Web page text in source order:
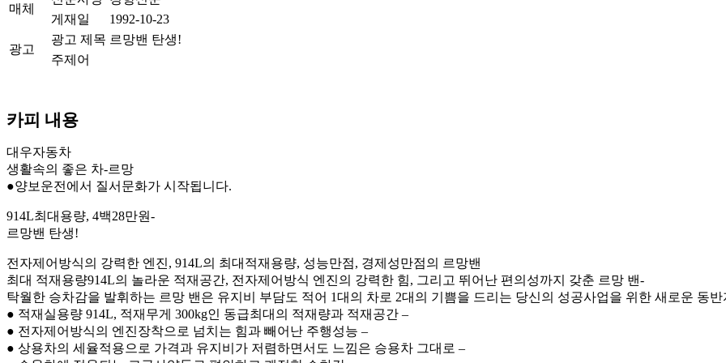
매체
게재일
1992-10-23
광고
광고 제목 르망밴 탄생!
주제어
카피 내용
대우자동차
생활속의 좋은 차-르망
●양보운전에서 질서문화가 시작됩니다.
914L최대용량, 4백28만원-
르망밴 탄생!
전자제어방식의 강력한 엔진, 914L의 최대적재용량, 성능만점, 경제성만점의 르망밴
최대 적재용량914L의 놀라운 적재공간, 전자제어방식 엔진의 강력한 힘, 그리고 뛰어난 편의성까지 갖춘 르망 밴-
탁월한 승차감을 발휘하는 르망 밴은 유지비 부담도 적어 1대의 차로 2대의 기쁨을 드리는 당신의 성공사업을 위한 새로운 동반
● 적재실용량 914L, 적재무게 300kg인 동급최대의 적재량과 적재공간 –
● 전자제어방식의 엔진장착으로 넘치는 힘과 빼어난 주행성능 –
● 상용차의 세율적용으로 가격과 유지비가 저렴하면서도 느낌은 승용차 그대로 –